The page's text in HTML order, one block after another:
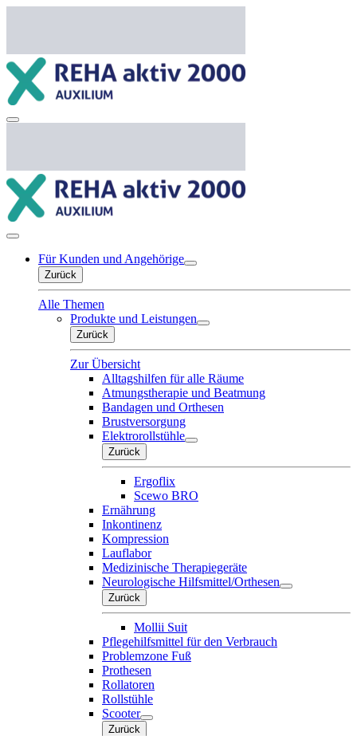
Für Kunden und Angehörige
Zurück
Alle Themen
Produkte und Leistungen
Zurück
Zur Übersicht
Alltagshilfen für alle Räume
Atmungstherapie und Beatmung
Bandagen und Orthesen
Brustversorgung
Elektrorollstühle
Zurück
Ergoflix
Scewo BRO
Ernährung
Inkontinenz
Kompression
Lauflabor
Medizinische Therapiegeräte
Neurologische Hilfsmittel/Orthesen
Zurück
Mollii Suit
Pflegehilfsmittel für den Verbrauch
Problemzone Fuß
Prothesen
Rollatoren
Rollstühle
Scooter
Zurück